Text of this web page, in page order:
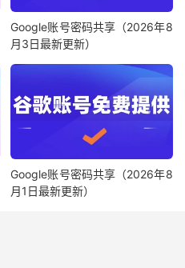
Google账号密码共享（2026年8
月3日最新更新）
Google账号密码共享（2026年8
月1日最新更新）